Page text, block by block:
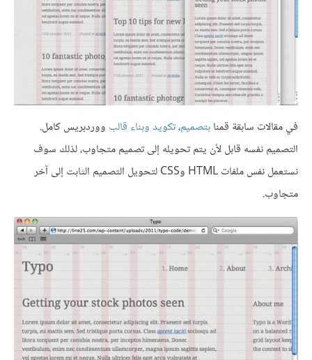
في مقالات سابقة قمنابتصميم،تكويدوبناء قالب ووردبريس كامل.
التصميم نفسه قابل لأن يتم تحويله إلى تصميم متجاوب، لذلك سوف
نستعمل نفس ملفات HTML وCSS لتحويل التصميم الثابت إلى آخر
متجاوب.